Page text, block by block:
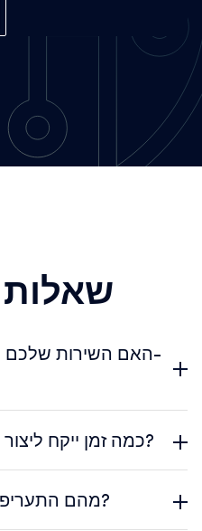
שאלות
האם השירות שלכם
כמה זמן ייקח ליצור את פתרון התוכנה הדרוש?
מהם התעריפים עבור השירותים שלכם?